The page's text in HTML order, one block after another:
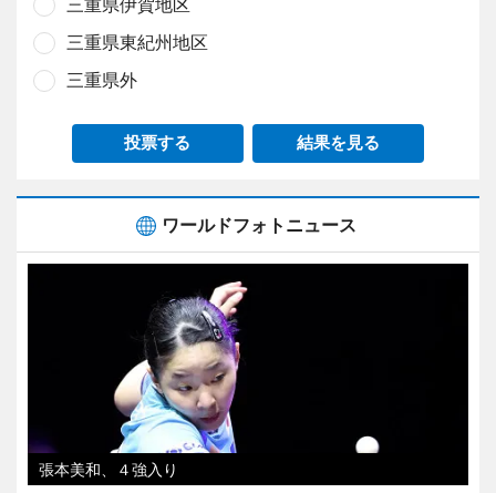
三重県伊賀地区
三重県東紀州地区
三重県外
投票する 結果を見る
ワールドフォトニュース
張本美和、４強入り